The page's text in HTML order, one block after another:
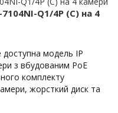
Q1/4P (C) на 4
доступна модель IP
з вбудованим PoE
комплекту
жорсткий диск та